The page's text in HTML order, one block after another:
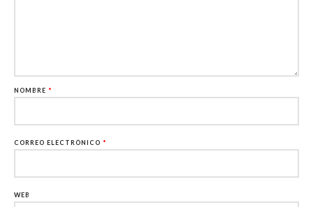
NOMBRE *
CORREO ELECTRÓNICO *
WEB